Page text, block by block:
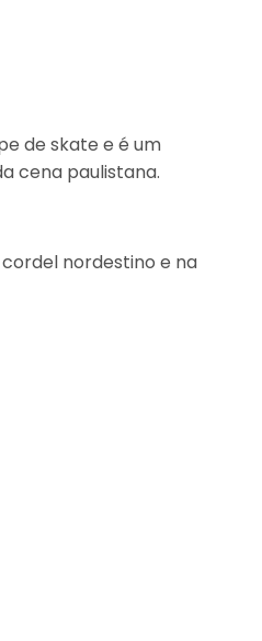
de skate e é um
cena paulistana.
nordestino e na